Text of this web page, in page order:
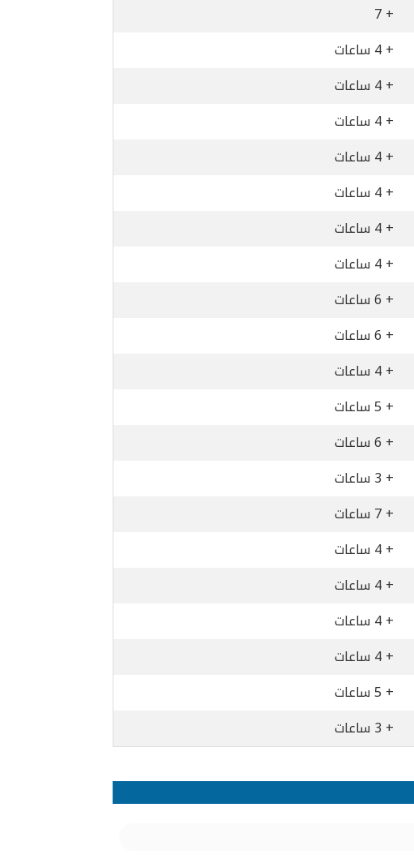
+ 7
+ 4 ساعات
+ 4 ساعات
+ 4 ساعات
+ 4 ساعات
+ 4 ساعات
+ 4 ساعات
+ 4 ساعات
+ 6 ساعات
+ 6 ساعات
+ 4 ساعات
+ 5 ساعات
+ 6 ساعات
+ 3 ساعات
+ 7 ساعات
+ 4 ساعات
+ 4 ساعات
+ 4 ساعات
+ 4 ساعات
+ 5 ساعات
+ 3 ساعات